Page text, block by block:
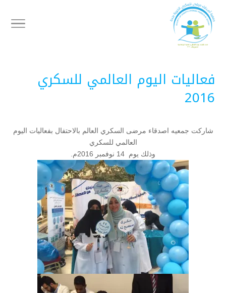
فعاليات اليوم العالمي للسكري
2016
شاركت جمعيه اصدقاء مرضى السكري العالم بالاحتفال بفعاليات اليوم
العالمي للسكري
وذلك يوم 14 نوفمبر 2016م.